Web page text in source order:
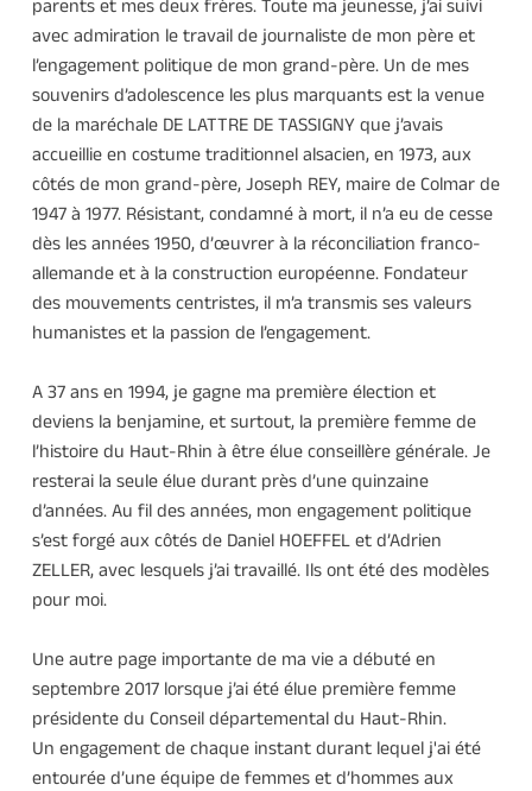
parents et mes deux frères. Toute ma jeunesse, j’ai suivi
avec admiration le travail de journaliste de mon père et
l’engagement politique de mon grand-père. Un de mes
souvenirs d’adolescence les plus marquants est la venue
de la maréchale DE LATTRE DE TASSIGNY que j’avais
accueillie en costume traditionnel alsacien, en 1973, aux
côtés de mon grand-père, Joseph REY, maire de Colmar de
1947 à 1977. Résistant, condamné à mort, il n’a eu de cesse
dès les années 1950, d’œuvrer à la réconciliation franco-
allemande et à la construction européenne. Fondateur
des mouvements centristes, il m’a transmis ses valeurs
humanistes et la passion de l’engagement.
A 37 ans en 1994, je gagne ma première élection et
deviens la benjamine, et surtout, la première femme de
l’histoire du Haut-Rhin à être élue conseillère générale. Je
resterai la seule élue durant près d’une quinzaine
d’années. Au fil des années, mon engagement politique
s’est forgé aux côtés de Daniel HOEFFEL et d’Adrien
ZELLER, avec lesquels j’ai travaillé. Ils ont été des modèles
pour moi.
Une autre page importante de ma vie a débuté en
septembre 2017 lorsque j’ai été élue première femme
présidente du Conseil départemental du Haut-Rhin.
Un engagement de chaque instant durant lequel j'ai été
entourée d’une équipe de femmes et d’hommes aux